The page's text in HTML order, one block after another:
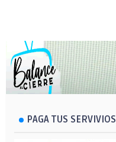
PAGA TUS SERVIVIOS